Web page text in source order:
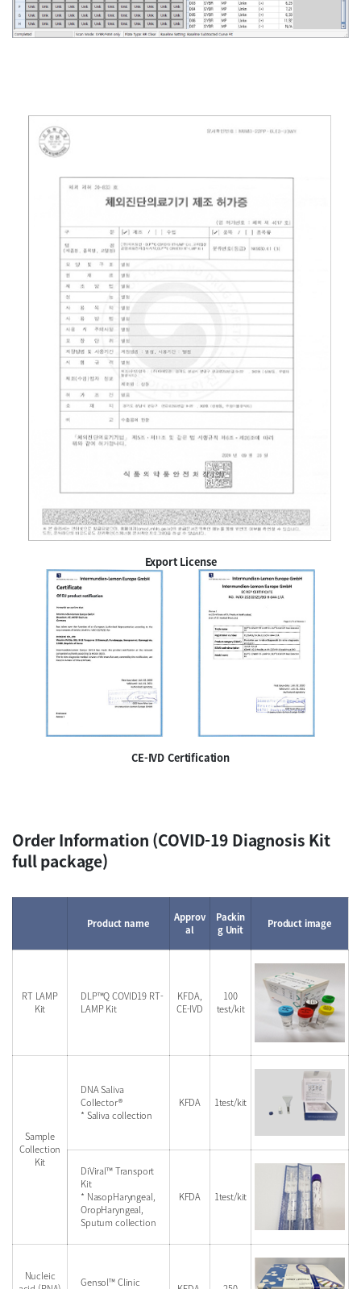
Export License
CE-IVD Certification
Order Information (COVID-19 Diagnosis Kit
full package)
Product name
Approv
al
Packin
g Unit
Product image
RT LAMP
Kit
DLP™Q COVID19 RT-
LAMP Kit
KFDA,
CE-IVD
100
test/kit
Sample
Collection
Kit
DNA Saliva
Collector®
* Saliva collection
KFDA 1test/kit
DiViral™ Transport
Kit
* NasopHaryngeal,
OropHaryngeal,
Sputum collection
KFDA 1test/kit
Nucleic
Gensol™ Clinic